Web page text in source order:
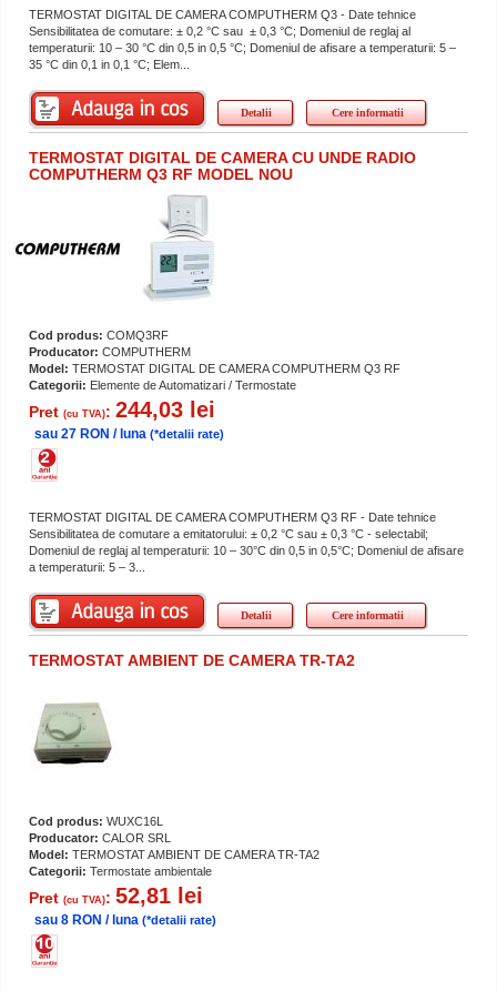
TERMOSTAT DIGITAL DE CAMERA COMPUTHERM Q3 - Date tehnice
Sensibilitatea de comutare: ± 0,2 °C sau ± 0,3 °C; Domeniul de reglaj al
temperaturii: 10 – 30 °C din 0,5 in 0,5 °C; Domeniul de afisare a temperaturii: 5 –
35 °C din 0,1 in 0,1 °C; Elem...
Detalii Cere informatii
TERMOSTAT DIGITAL DE CAMERA CU UNDE RADIO
COMPUTHERM Q3 RF MODEL NOU
Cod produs: COMQ3RF
Producator: COMPUTHERM
Model: TERMOSTAT DIGITAL DE CAMERA COMPUTHERM Q3 RF
Categorii: Elemente de Automatizari / Termostate
Pret (cu TVA): 244,03 lei
sau 27 RON / luna (*detalii rate)
TERMOSTAT DIGITAL DE CAMERA COMPUTHERM Q3 RF - Date tehnice
Sensibilitatea de comutare a emitatorului: ± 0,2 °C sau ± 0,3 °C - selectabil;
Domeniul de reglaj al temperaturii: 10 – 30°C din 0,5 in 0,5°C; Domeniul de afisare
a temperaturii: 5 – 3...
Detalii Cere informatii
TERMOSTAT AMBIENT DE CAMERA TR-TA2
Cod produs: WUXC16L
Producator: CALOR SRL
Model: TERMOSTAT AMBIENT DE CAMERA TR-TA2
Categorii: Termostate ambientale
Pret (cu TVA): 52,81 lei
sau 8 RON / luna (*detalii rate)